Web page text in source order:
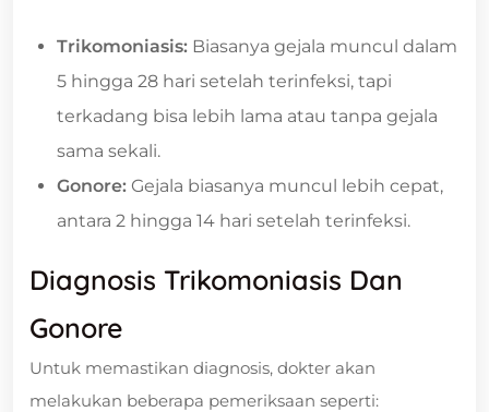
Trikomoniasis: Biasanya gejala muncul dalam
5 hingga 28 hari setelah terinfeksi, tapi
terkadang bisa lebih lama atau tanpa gejala
sama sekali.
Gonore: Gejala biasanya muncul lebih cepat,
antara 2 hingga 14 hari setelah terinfeksi.
Diagnosis Trikomoniasis Dan
Gonore
Untuk memastikan diagnosis, dokter akan
melakukan beberapa pemeriksaan seperti: